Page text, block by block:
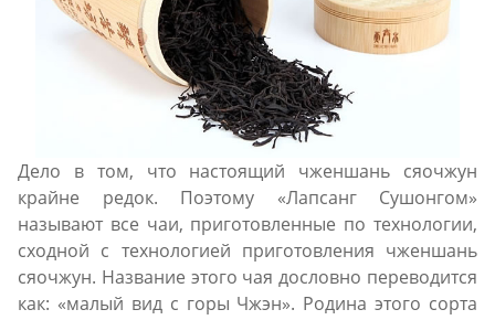
Дело в том, что настоящий чженшань сяочжун
крайне редок. Поэтому «Лапсанг Сушонгом»
называют все чаи, приготовленные по технологии,
сходной с технологией приготовления чженшань
сяочжун. Название этого чая дословно переводится
как: «малый вид с горы Чжэн». Родина этого сорта